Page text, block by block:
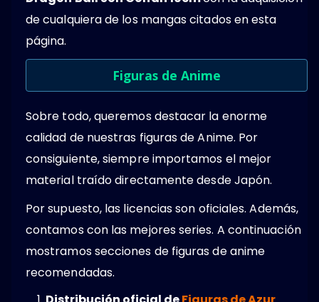
de cualquiera de los mangas citados en esta
página.
Figuras de Anime
Sobre todo, queremos destacar la enorme
calidad de nuestras figuras de Anime. Por
consiguiente, siempre importamos el mejor
material traído directamente desde Japón.
Por supuesto, las licencias son oficiales. Además,
contamos con las mejores series. A continuación
mostramos secciones de figuras de anime
recomendadas.